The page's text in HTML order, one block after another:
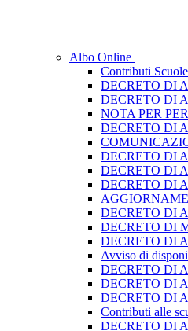
Albo Online
Contributi
DECRETO DI
DECRETO DI
NOTA PER
DECRETO DI
DECRETO DI
DECRETO DI
DECRETO DI
DECRETO DI
DECRETO DI
DECRETO DI
Avviso di
DECRETO DI
DECRETO DI
DECRETO DI
Contributi alle
DECRETO DI